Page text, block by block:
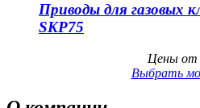
Приводы для газовых
SKP75
Цены от
Выбрать